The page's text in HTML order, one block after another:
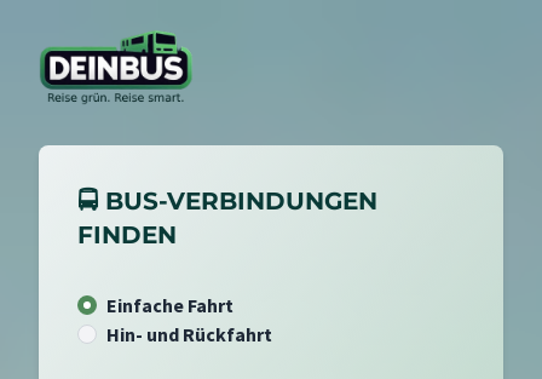
🚍 BUS-VERBINDUNGEN
FINDEN
Einfache Fahrt
Hin- und Rückfahrt